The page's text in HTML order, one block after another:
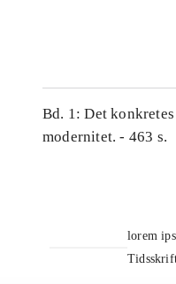
Bd. 1: Det
modernitet. - 463 s.
lorem